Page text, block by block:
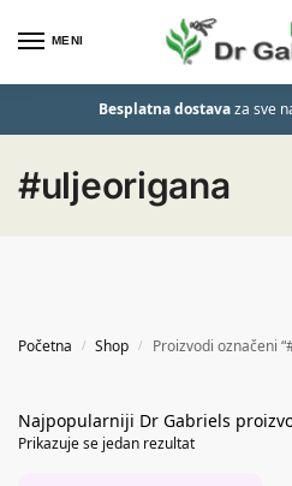
MENI
Besplatna dostavaza sve
#uljeorigana
Početna / Shop / Proizvodi označeni
Prikazuje se jedan rezultat